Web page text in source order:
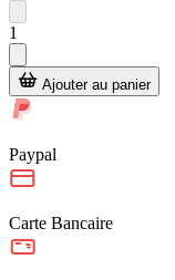
1
Ajouter au panier
Paypal
Carte Bancaire